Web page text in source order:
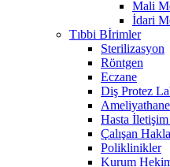
Mali
İdari
Tıbbi Bİrimler
Sterilizasyon
Röntgen
Eczane
Diş Protez
Hasta
Çalışan
Poliklinikler
Kurum